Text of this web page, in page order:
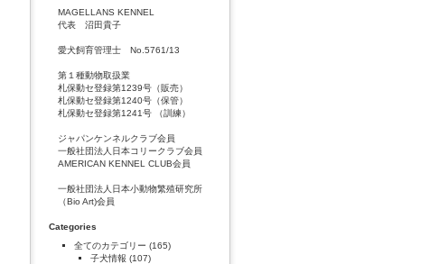
MAGELLANS KENNEL
代表 沼田貴子
愛犬飼育管理士 No.5761/13
第１種動物取扱業
札保動セ登録第1239号（販売）
札保動セ登録第1240号（保管）
札保動セ登録第1241号 （訓練）
ジャパンケンネルクラブ会員
一般社団法人日本コリークラブ会員
AMERICAN KENNEL CLUB会員
一般社団法人日本小動物繁殖研究所
（Bio Art)会員
Categories
全てのカテゴリー (165)
子犬情報 (107)